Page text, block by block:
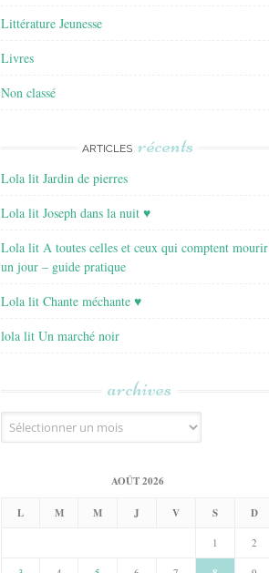
Littérature Jeunesse
Livres
Non classé
ARTICLES récents
Lola lit Jardin de pierres
Lola lit Joseph dans la nuit ♥
Lola lit A toutes celles et ceux qui comptent mourir
un jour – guide pratique
Lola lit Chante méchante ♥
lola lit Un marché noir
archives
Archives
AOÛT 2026
L M M J V S D
1 2